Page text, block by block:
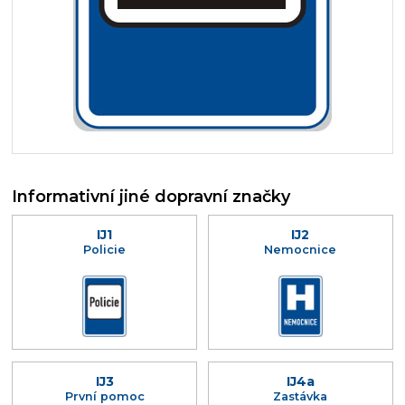
Informativní jiné dopravní značky
IJ1
Policie
IJ2
Nemocnice
IJ3
První pomoc
IJ4a
Zastávka